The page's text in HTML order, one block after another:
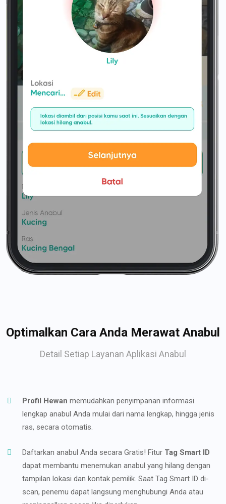
Optimalkan Cara Anda Merawat Anabul
Detail Setiap Layanan Aplikasi Anabul
Profil Hewan memudahkan penyimpanan informasi
lengkap anabul Anda mulai dari nama lengkap, hingga jenis
ras, secara otomatis.
Daftarkan anabul Anda secara Gratis! Fitur Tag Smart ID
dapat membantu menemukan anabul yang hilang dengan
tampilan lokasi dan kontak pemilik. Saat Tag Smart ID di-
scan, penemu dapat langsung menghubungi Anda atau